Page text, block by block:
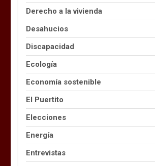
Derecho a la vivienda
Desahucios
Discapacidad
Ecología
Economía sostenible
El Puertito
Elecciones
Energía
Entrevistas